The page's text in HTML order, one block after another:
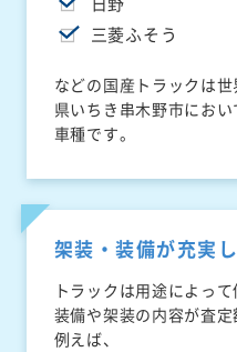
三菱ふそう
などの国産トラックは
県いちき串木野市にお
車種です。
架装・装備が充実
トラックは用途によっ
装備や架装の内容が査定
例えば、